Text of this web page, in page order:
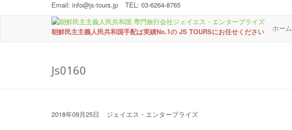
Email: info@js-tours.jp TEL: 03-6264-8765
朝鮮民主主義人民共和国手配は実績No.1の JS TOURSにお任せください ホーム
Js0160
2018年09月25日 ジェイエス・エンタープライズ